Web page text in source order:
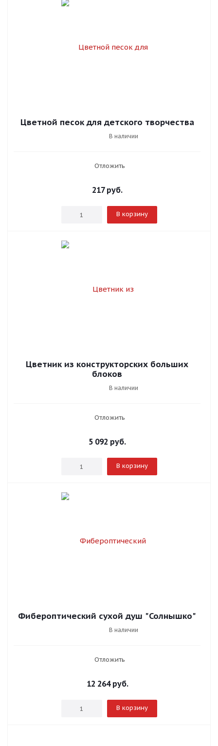
Цветной песок для детского творчества
В наличии
Отложить
217руб.
В корзину
Цветник из конструкторских больших
блоков
В наличии
Отложить
5 092 руб.
В корзину
Фибероптический сухой душ "Солнышко"
В наличии
Отложить
12 264руб.
В корзину